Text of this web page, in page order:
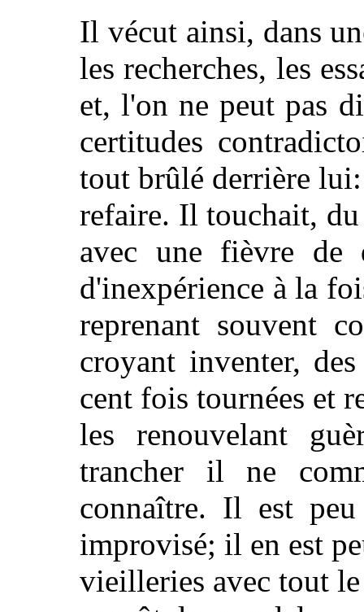
Il vécut ainsi, dans
les recherches, les
et, l'on ne peut pas
certitudes
tout brûlé derrière
refaire. Il touchait,
avec une fièvre de
d'inexpérience à la
reprenant souvent
croyant inventer,
cent fois tournées et
les renouvelant
trancher il ne
connaître. Il est
improvisé; il en est
vieilleries avec tout